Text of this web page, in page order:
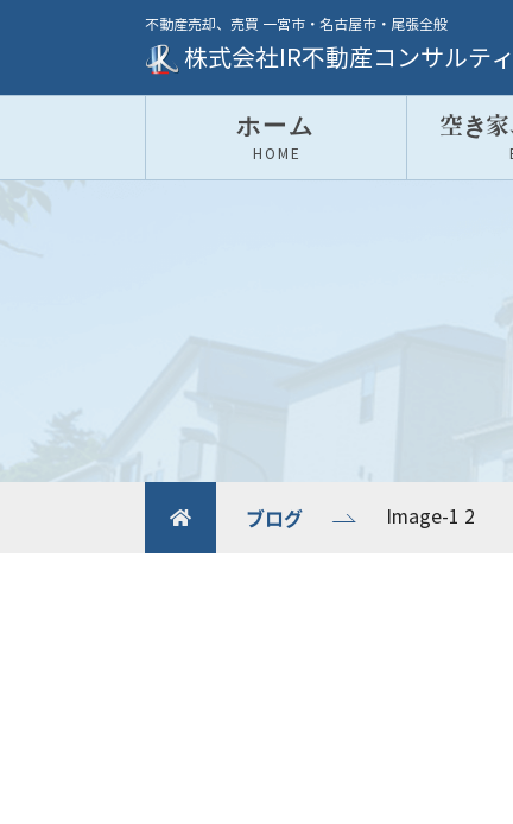
不動産売却、売買 一宮市・名古屋市・尾張全般
株式会社IR不動産コンサルテ
ホーム
HOME
空き家
ブログ Image-1 2